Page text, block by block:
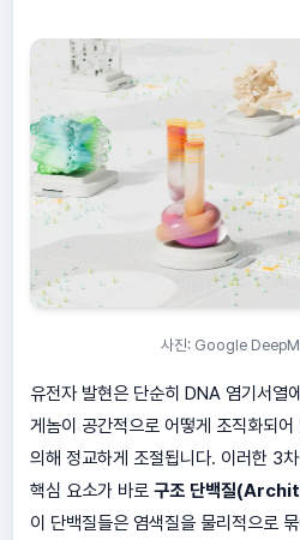
사진: Google
유전자 발현은 단순히 DNA 염기서열
게놈이 공간적으로 어떻게 조직화되
의해 정교하게 조절됩니다. 이러한 3
핵심 요소가 바로 구조 단백질
이 단백질들은 염색질을 물리적으로